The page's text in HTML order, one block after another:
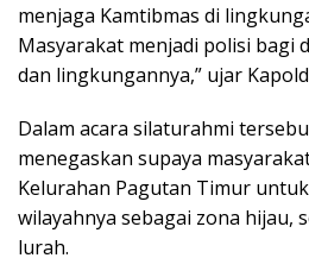
menjaga Kamtibmas di
Masyarakat menjadi polisi bagi
dan lingkungannya,” ujar
Dalam acara silaturahmi
menegaskan supaya
Kelurahan Pagutan Timur
wilayahnya sebagai zona hijau,
lurah.